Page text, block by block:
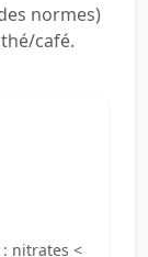
normes)
café.
nitrates <